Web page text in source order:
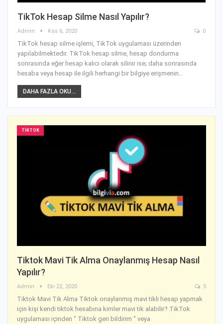
TikTok Hesap Silme Nasıl Yapılır?
Admin Kas 6, 2020 0
TikTok hesap silme işlemi, TikTok uygulaması üzerinden
yapılabilmektedir. TikTok hesap silme, hesap dondurma
sonrasında eğer hesap kalıcı olarak silinir ise; daha sonrasında
hesaba veya hesap ile ilgili herhangi bir bilgiye erişmenin
DAHA FAZLA OKU...
TIKTOK
Tiktok Mavi Tik Alma Onaylanmış Hesap Nasıl
Yapılır?
Admin Eki 22, 2020 5
Tiktok Mavi Tik Alma Tiktok onaylanmış mavi tikli hesap yapmak
için kişi kendi tiktok hesabına kimler mavi tik alabilir? TikTok
uygulaması içinden ‘’ Tiktok geri bildirim ‘’ veya